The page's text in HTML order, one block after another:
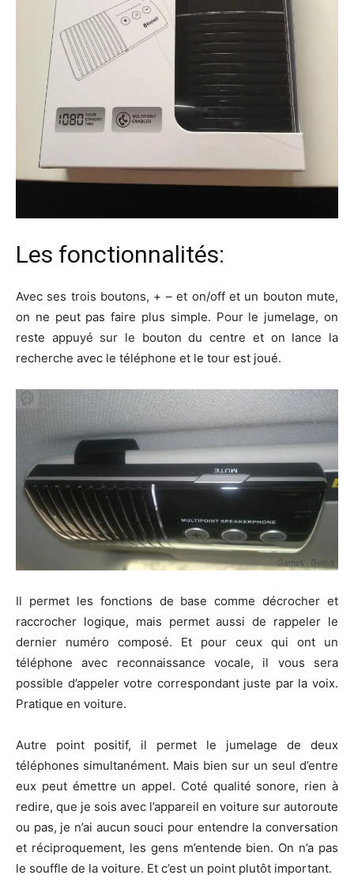
Les fonctionnalités:
Avec ses trois boutons, + – et on/off et un bouton mute,
on ne peut pas faire plus simple. Pour le jumelage, on
reste appuyé sur le bouton du centre et on lance la
recherche avec le téléphone et le tour est joué.
Il permet les fonctions de base comme décrocher et
raccrocher logique, mais permet aussi de rappeler le
dernier numéro composé. Et pour ceux qui ont un
téléphone avec reconnaissance vocale, il vous sera
possible d’appeler votre correspondant juste par la voix.
Pratique en voiture.
Autre point positif, il permet le jumelage de deux
téléphones simultanément. Mais bien sur un seul d’entre
eux peut émettre un appel. Coté qualité sonore, rien à
redire, que je sois avec l’appareil en voiture sur autoroute
ou pas, je n’ai aucun souci pour entendre la conversation
et réciproquement, les gens m’entende bien. On n’a pas
le souffle de la voiture. Et c’est un point plutôt important.